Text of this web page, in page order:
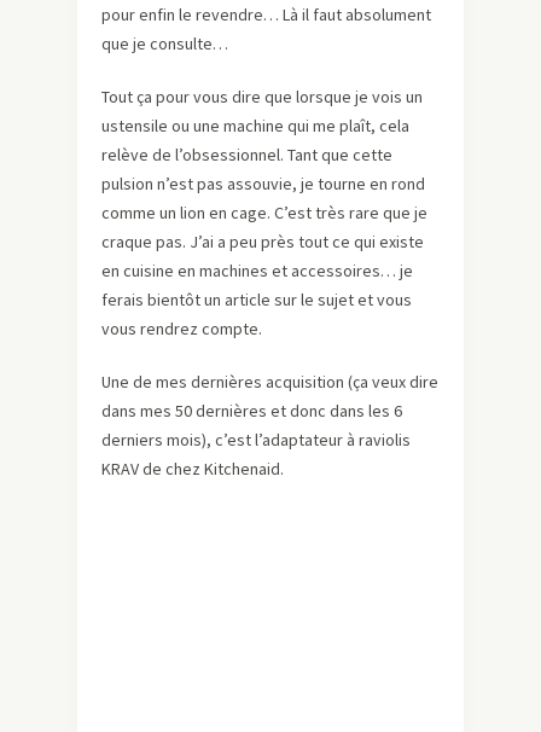
pour enfin le revendre… Là il faut absolument
que je consulte…
Tout ça pour vous dire que lorsque je vois un
ustensile ou une machine qui me plaît, cela
relève de l’obsessionnel. Tant que cette
pulsion n’est pas assouvie, je tourne en rond
comme un lion en cage. C’est très rare que je
craque pas. J’ai a peu près tout ce qui existe
en cuisine en machines et accessoires… je
ferais bientôt un article sur le sujet et vous
vous rendrez compte.
Une de mes dernières acquisition (ça veux dire
dans mes 50 dernières et donc dans les 6
derniers mois), c’est l’adaptateur à raviolis
KRAV de chez Kitchenaid.